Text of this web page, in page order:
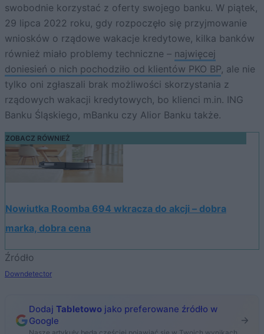
swobodnie korzystać z oferty swojego banku. W piątek,
29 lipca 2022 roku, gdy rozpoczęło się przyjmowanie
wniosków o rządowe wakacje kredytowe, kilka banków
również miało problemy techniczne – najwięcej
doniesień o nich pochodziło od klientów PKO BP, ale nie
tylko oni zgłaszali brak możliwości skorzystania z
rządowych wakacji kredytowych, bo klienci m.in. ING
Banku Śląskiego, mBanku czy Alior Banku także.
ZOBACZ RÓWNIEŻ
Nowiutka Roomba 694 wkracza do akcji – dobra
marka, dobra cena
Źródło
Downdetector
Dodaj Tabletowo jako preferowane źródło w
Google